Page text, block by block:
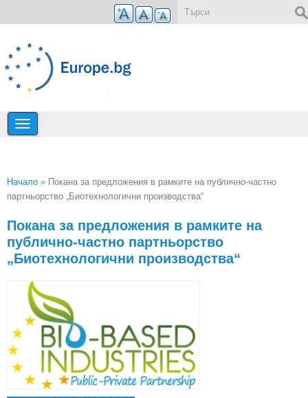
Премини към основното съдържание
Вие сте тук
Начало » Покана за предложения в рамките на публично-частно
партньорство „Биотехнологични производства“
Покана за предложения в рамките на
публично-частно партньорство
„Биотехнологични производства“